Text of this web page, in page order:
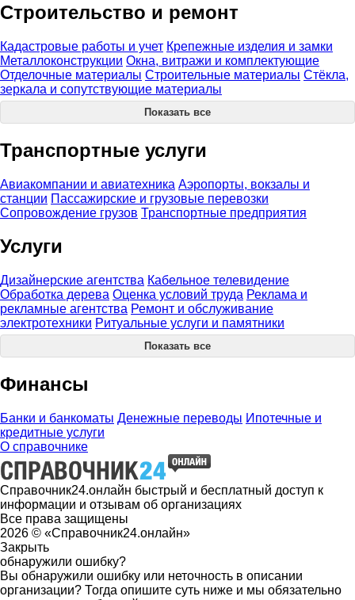
Строительство и ремонт
Кадастровые работы и учет Крепежные изделия и замки
Металлоконструкции Окна, витражи и комплектующие
Отделочные материалы Строительные материалы Стёкла,
зеркала и сопутствующие материалы
Показать все
Транспортные услуги
Авиакомпании и авиатехника Аэропорты, вокзалы и
станции Пассажирские и грузовые перевозки
Сопровождение грузов Транспортные предприятия
Услуги
Дизайнерские агентства Кабельное телевидение
Обработка дерева Оценка условий труда Реклама и
рекламные агентства Ремонт и обслуживание
электротехники Ритуальные услуги и памятники
Показать все
Финансы
Банки и банкоматы Денежные переводы Ипотечные и
кредитные услуги
О справочнике
Справочник24.онлайн быстрый и бесплатный доступ к
информации и отзывам об организациях
Все права защищены
2026 © «Справочник24.онлайн»
Закрыть
обнаружили ошибку?
Вы обнаружили ошибку или неточность в описании
организации? Тогда опишите суть ниже и мы обязательно